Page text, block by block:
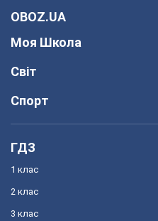
OBOZ.UA
Моя Школа
Світ
Спорт
ГДЗ
1 клас
2 клас
3 клас